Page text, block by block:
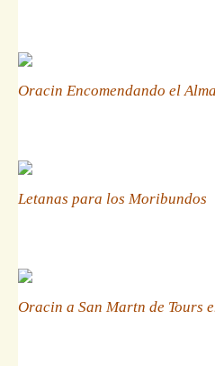
Oracin Encomendando el
Letanas para los Moribundos
Oracin a San Martn de Tours